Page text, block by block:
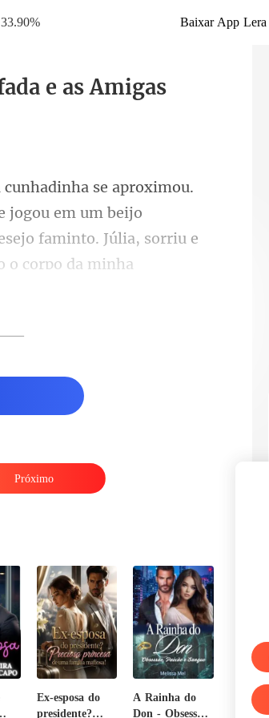
33.90% Baixar App Lera
e as Amigas
jogou em um beijo
faminto. Júlia, sorriu
——
Próximo
Ex-esposa do
presidente?
A Rainha do
Don - Obsessão,